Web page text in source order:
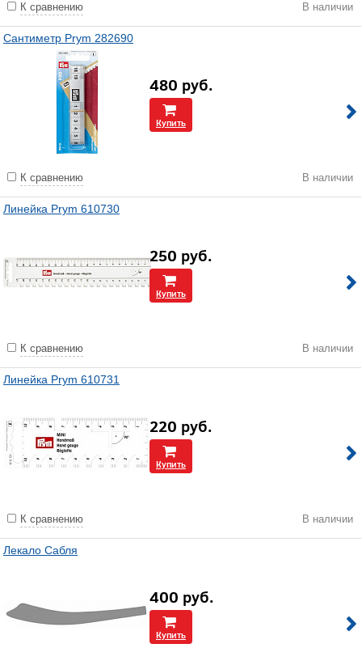
К сравнению В наличии
Сантиметр Prym 282690
480 руб.
Купить
К сравнению В наличии
Линейка Prym 610730
250 руб.
Купить
К сравнению В наличии
Линейка Prym 610731
220 руб.
Купить
К сравнению В наличии
Лекало Сабля
400 руб.
Купить